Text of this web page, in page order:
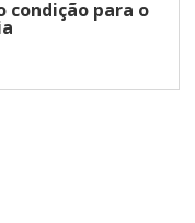
condição para o